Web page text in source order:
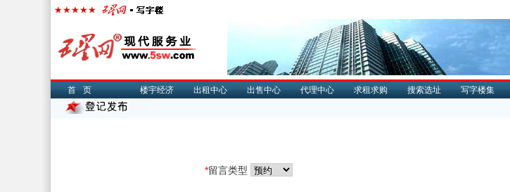
首页 楼宇经济 出租中心 出售中心 代理中心 求租求购 搜索选址 写字楼集
*留言类型